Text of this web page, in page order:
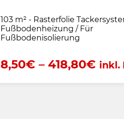
103 m² - Rasterfolie
Fußbodenheizung / Für
Fußbodenisolierung
8,50€ – 418,80€ inkl.